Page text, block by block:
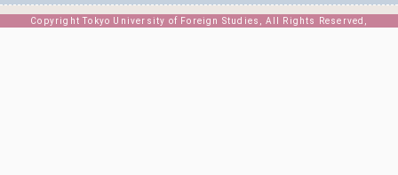
Copyright Tokyo University of Foreign Studies, All Rights Reserved,